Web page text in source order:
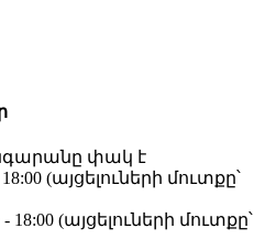
փակ է
18:00 (այցելուների մուտքը՝
- 18:00 (այցելուների մուտքը՝